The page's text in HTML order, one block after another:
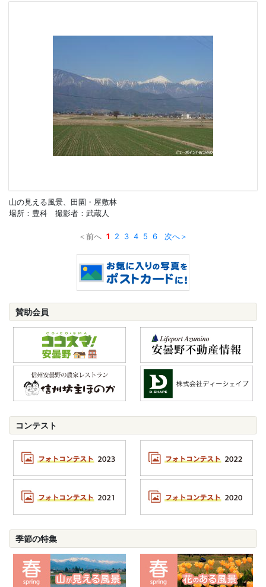
山の見える風景、田園・屋敷林
場所：豊科 撮影者：武蔵人
＜前へ 1 2 3 4 5 6 次へ＞
賛助会員
コンテスト
季節の特集